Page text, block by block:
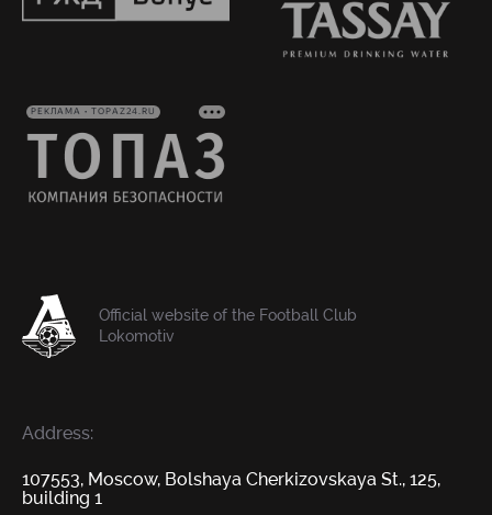
РЕКЛАМА • TOPAZ24.RU
Official website of the Football Club
Lokomotiv
Address:
107553, Moscow, Bolshaya Cherkizovskaya St., 125,
building 1